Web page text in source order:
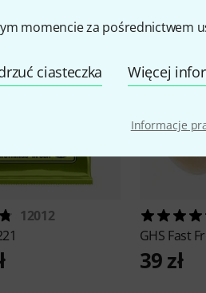
momencie za pośrednictwem
ciasteczka Więcej
Informacje
12012
GHS Fast
39 zł